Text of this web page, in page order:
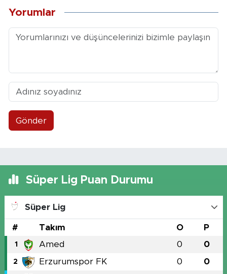
Yorumlar
Gönder
Süper Lig Puan Durumu
Süper Lig
# Takım O P
1 Amed 0 0
2 Erzurumspor FK 0 0